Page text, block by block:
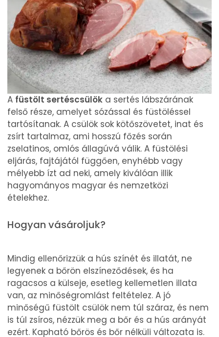
A füstölt sertéscsülök a sertés lábszárának
felső része, amelyet sózással és füstöléssel
tartósítanak. A csülök sok kötőszövetet, inat és
zsírt tartalmaz, ami hosszú főzés során
zselatinos, omlós állagúvá válik. A füstölési
eljárás, fajtájától függően, enyhébb vagy
mélyebb ízt ad neki, amely kiválóan illik
hagyományos magyar és nemzetközi
ételekhez.
Hogyan vásároljuk?
Mindig ellenőrizzük a hús színét és illatát, ne
legyenek a bőrön elszíneződések, és ha
ragacsos a külseje, esetleg kellemetlen illata
van, az minőségromlást feltételez. A jó
minőségű füstölt csülök nem túl száraz, és nem
is túl zsíros, nézzük meg a bőr és a hús arányát
ezért. Kapható bőrös és bőr nélküli változata is.